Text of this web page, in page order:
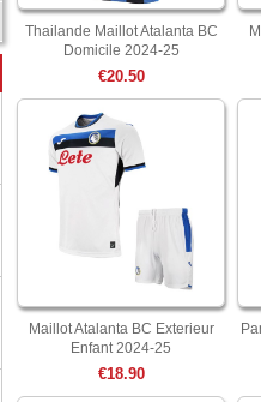
Thailande Maillot Atalanta BC
Domicile 2024-25
€20.50
Maillot Atalanta BC Exterieur
Enfant 2024-25
€18.90